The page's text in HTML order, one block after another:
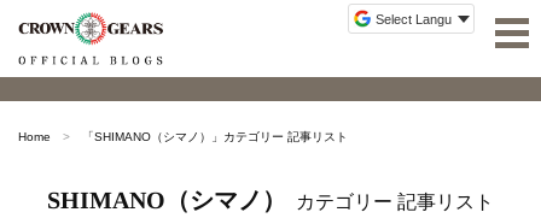
Home 「SHIMANO（シマノ） 」カテゴリー 記事リスト
SHIMANO（シマノ） カテゴリー 記事リスト